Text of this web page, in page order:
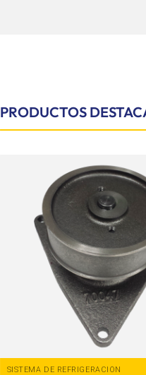
PRODUCTOS
SISTEMA DE REFRIGERACIÓN